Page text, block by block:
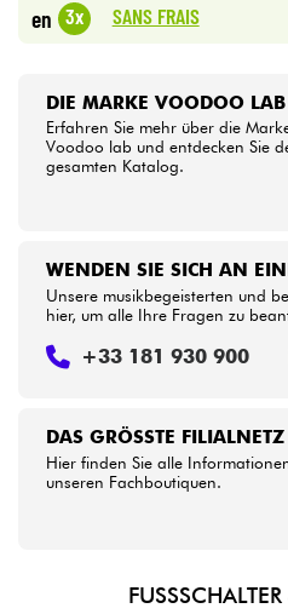
Bundle
Sehen Sie sich
en 3x SANS FRAIS
DIE MARKE VOODOO LAB
Erfahren Sie mehr über die
Voodoo lab und entdecken Sie
gesamten Katalog.
DAS GRÖSSTE FILIALNETZ
Hier finden Sie alle
unseren Fachboutiquen.
WENDEN SIE SICH AN
Unsere musikbegeisterten und
hier, um alle Ihre Fragen zu
+33 181 930 900